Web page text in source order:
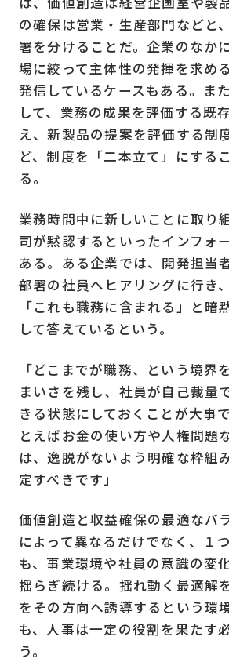
の確保は営業・生産部門などと
署を分けることだ。企業のなか
場に絞って主体性の発揮を求め
発信しているケースもある。ま
して、業務の成果を評価する既
え、新製品の提案を評価する制
ど、制度を「二本立て」にする
る。
業務時間中に新しいことに取り
司が黙認するといったインフォ
ある。ある企業では、開発担当
部署の社員へヒアリングに行き
「これも職務に含まれる」と暗
して答えているという。
「どこまでが職務、という境界
まいさを残し、社員が自己裁量
きる状態にしておくことが大事
とえばお金の使い方や人権問題
は、逸脱がないよう明確な枠組
定すべきです」
価値創造と収益確保の最適なバ
によって異なるだけでなく、１
も、事業環境や社員の意識の変
揺らぎ続ける。揺れ動く最適解
をその方向へ誘導するという環
も、人事は一定の役割を果たす
う。